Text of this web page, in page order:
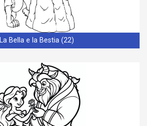
La Bella e la Bestia (22)